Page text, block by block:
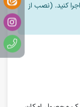
در موبایل: فایل ها را با نرم افزار xodo اجرا کنید. (نصب از